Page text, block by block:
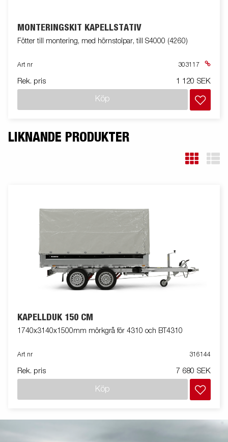
MONTERINGSKIT KAPELLSTATIV
Fötter till montering, med hörnstolpar, till S4000 (4260)
Art nr 303117
Rek. pris 1 120 SEK
Köp
LIKNANDE PRODUKTER
KAPELLDUK 150 CM
1740x3140x1500mm mörkgrå för 4310 och BT4310
Art nr 316144
Rek. pris 7 680 SEK
Köp